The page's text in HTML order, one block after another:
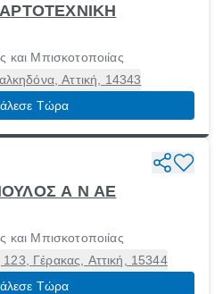
ΑΡΤΟΤΕΧΝΙΚΗ
και Μπισκοτοποιίας
Αττική, 14343
Τώρα
Α Ν ΑΕ
και Μπισκοτοποιίας
Γέρακας, Αττική, 15344
Τώρα